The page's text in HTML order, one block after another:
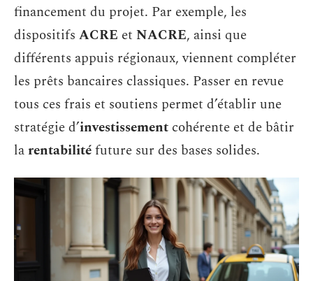
financement du projet. Par exemple, les
dispositifs ACRE et NACRE, ainsi que
différents appuis régionaux, viennent compléter
les prêts bancaires classiques. Passer en revue
tous ces frais et soutiens permet d’établir une
stratégie d’investissement cohérente et de bâtir
larentabilitéfuture sur des bases solides.